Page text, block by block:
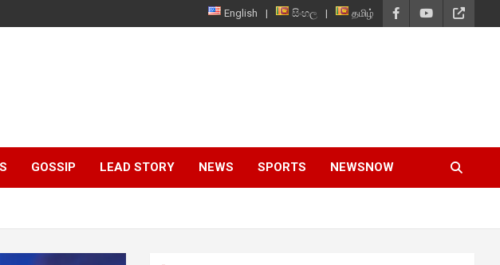
English සිංහල தமிழ்
GOSSIP LEAD STORY NEWS SPORTS NEWSNOW